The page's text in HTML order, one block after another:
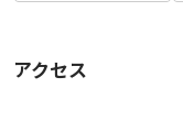
アクセス